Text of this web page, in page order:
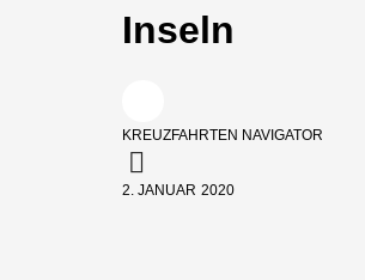
Inseln
KREUZFAHRTEN NAVIGATOR
2. JANUAR 2020